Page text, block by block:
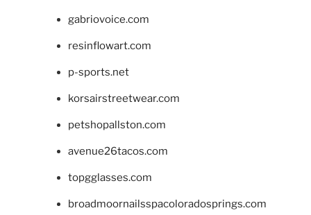
gabriovoice.com
resinflowart.com
p-sports.net
korsairstreetwear.com
petshopallston.com
avenue26tacos.com
topgglasses.com
broadmoornailsspacoloradosprings.com